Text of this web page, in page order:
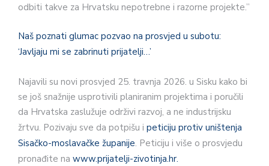
odbiti takve za Hrvatsku nepotrebne i razorne projekte.”
Naš poznati glumac pozvao na prosvjed u subotu:
‘Javljaju mi se zabrinuti prijatelji…’
Najavili su novi prosvjed 25. travnja 2026. u Sisku kako bi
se još snažnije usprotivili planiranim projektima i poručili
da Hrvatska zaslužuje održivi razvoj, a ne industrijsku
žrtvu. Pozivaju sve da potpišu i peticiju protiv uništenja
Sisačko-moslavačke županije. Peticiju i više o prosvjedu
pronađite na www.prijatelji-zivotinja.hr.